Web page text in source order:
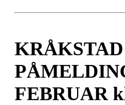
FEBRUAR